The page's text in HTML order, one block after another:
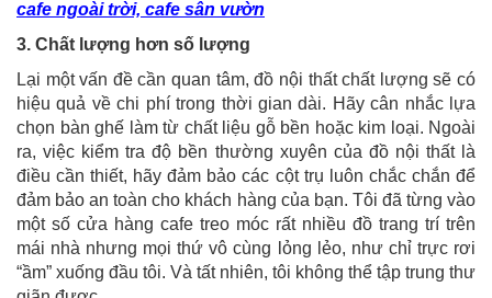
cafe ngoài trời, cafe sân vườn
3. Chất lượng hơn số lượng
Lại một vấn đề cần quan tâm, đồ nội thất chất lượng sẽ có
hiệu quả về chi phí trong thời gian dài. Hãy cân nhắc lựa
chọn bàn ghế làm từ chất liệu gỗ bền hoặc kim loại. Ngoài
ra, việc kiểm tra độ bền thường xuyên của đồ nội thất là
điều cần thiết, hãy đảm bảo các cột trụ luôn chắc chắn để
đảm bảo an toàn cho khách hàng của bạn. Tôi đã từng vào
một số cửa hàng cafe treo móc rất nhiều đồ trang trí trên
mái nhà nhưng mọi thứ vô cùng lỏng lẻo, như chỉ trực rơi
“ầm” xuống đầu tôi. Và tất nhiên, tôi không thể tập trung thư